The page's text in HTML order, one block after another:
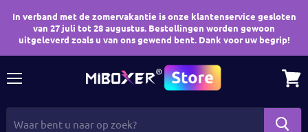
In verband met de zomervakantie is onze klantenservice gesloten
van 27 juli tot 28 augustus. Bestellingen worden gewoon
uitgeleverd zoals u van ons gewend bent. Dank voor uw begrip!